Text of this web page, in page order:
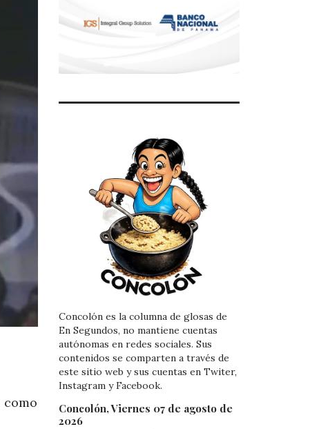
Concolón es la columna de glosas de
En Segundos, no mantiene cuentas
autónomas en redes sociales. Sus
contenidos se comparten a través de
este sitio web y sus cuentas en Twiter,
Instagram y Facebook.
Concolón, Viernes 07 de agosto de
2026